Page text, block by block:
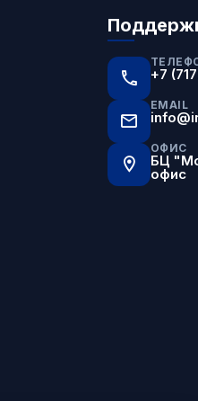
+7
EMAIL
ОФИС
БЦ
офис